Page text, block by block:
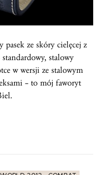
pasek ze skóry cielęcej z
stalowy
w wersji ze stalowym
– to mój faworyt